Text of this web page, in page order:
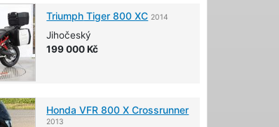
Triumph Tiger 800 XC 2014
Jihočeský
199 000 Kč
Honda VFR 800 X Crossrunner
2013